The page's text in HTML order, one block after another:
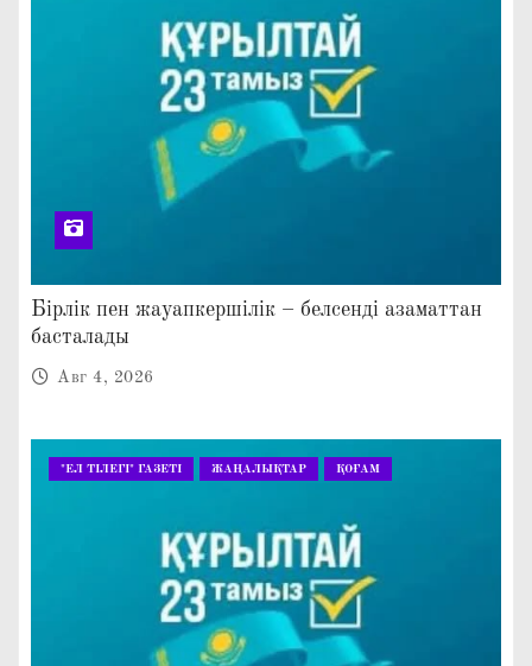
Бірлік пен жауапкершілік – белсенді азаматтан
басталады
Авг 4, 2026
"ЕЛ ТІЛЕГІ" ГАЗЕТІ ЖАҢАЛЫҚТАР ҚОҒАМ